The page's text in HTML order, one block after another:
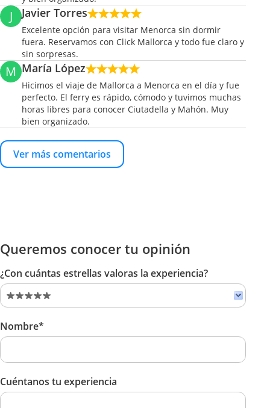
J Javier Torres
Excelente opción para visitar Menorca sin dormir
fuera. Reservamos con Click Mallorca y todo fue claro y
sin sorpresas.
M María López
Hicimos el viaje de Mallorca a Menorca en el día y fue
perfecto. El ferry es rápido, cómodo y tuvimos muchas
horas libres para conocer Ciutadella y Mahón. Muy
bien organizado.
Ver más comentarios
Queremos conocer tu opinión
¿Con cuántas estrellas valoras la experiencia?
Nombre*
Cuéntanos tu experiencia